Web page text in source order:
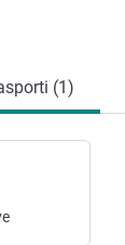
(1)